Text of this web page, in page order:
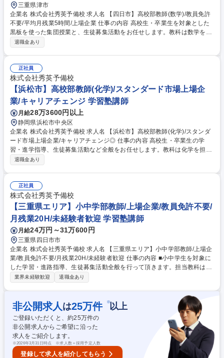
三重県津市
企業名 株式会社秀英予備校 求人名 【四日市】高校部教師(数学)/教員免許
不要/平均月残業5時間/上場企業 仕事の内容 高校生・卒業生を対象とした
黒板を使った集団授業と、生徒募集活動をお任せします。教科は数学を担
当していただきます。 〈内容〉授業の予習・教材研究・集団授業・質問対
退職金あり
正社員
株式会社秀英予備校
【浜松市】高校部教師(化学)/スタンダード市場上場企
業/キャリアチェンジ 学習塾講師
月給28万3600円以上
静岡県浜松市中央区
企業名 株式会社秀英予備校 求人名 【浜松市】高校部教師(化学)/スタンダ
ード市場上場企業/キャリアチェンジ◎ 仕事の内容 高校生・卒業生の学
習・進学指導、生徒募集活動など全般をお任せします。教科は化学を担当
いただきます。 【業務内容】授業の予習・教材研究・集団授業・質問対
ただきます。また定期的に授業研修があるので、同じ担当科目の社員と切
磋琢磨できる環境があります。 募集職種 【浜松市】高校部教師(化学)/ス
タンダード市場上場企業/キャリアチェンジ◎
退職金あり
正社員
株式会社秀英予備校
【三重県エリア】小中学部教師/上場企業/教員免許不要/
月残業20H/未経験者歓迎 学習塾講師
月給24万円～31万600円
三重県四日市市
企業名 株式会社秀英予備校 求人名 【三重県エリア】小中学部教師/上場企
業/教員免許不要/月残業20H/未経験者歓迎 仕事の内容 ■小中学生を対象に
した学習・進路指導、生徒募集活動全般を行って頂きます。担当教科は適
正に合わせて決定しますが、基本的に英語・数学から1教科、理科・社会
0～30名)/教材研究/授業の予習(映像授業を見ながら授業の流れや板書の計
画を立てる)【生徒対応】質問対応/生徒、保護者との面談【校舎運営】生
徒の出迎え見送り/出欠管理/校舎内掲示/教室美化/イベント(保護者会、説
明会)運営/電話応対/コミュニケーションアプリで保護者との連絡・生徒募
集活動※室長へとキャリアアップすると一部マネジメント業務や生徒募集
の企画運営を担います。 募集職種 【三重県エリア】小中学部教師/上場企
業/教員免許不要/月残業20H/未経験者歓迎
業界未経験歓迎 退職金あり
非公開求人 は25万件 ※以上
ご登録いただくと、約25万件の
非公開求人からご希望に沿った
求人をご紹介します。
※2026年3月31日時点 ※求人数＝採用予定人数
登録して求人を紹介してもらう